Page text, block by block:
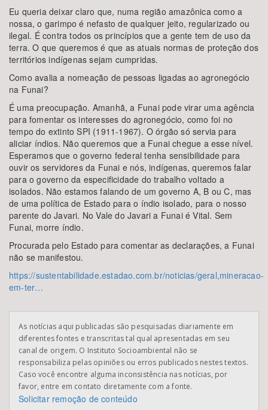
Eu queria deixar claro que, numa região amazônica como a
nossa, o garimpo é nefasto de qualquer jeito, regularizado ou
ilegal. É contra todos os princípios que a gente tem de uso da
terra. O que queremos é que as atuais normas de proteção dos
territórios indígenas sejam cumpridas.
Como avalia a nomeação de pessoas ligadas ao agronegócio
na Funai?
É uma preocupação. Amanhã, a Funai pode virar uma agência
para fomentar os interesses do agronegócio, como foi no
tempo do extinto SPI (1911-1967). O órgão só servia para
aliciar índios. Não queremos que a Funai chegue a esse nível.
Esperamos que o governo federal tenha sensibilidade para
ouvir os servidores da Funai e nós, indígenas, queremos falar
para o governo da especificidade do trabalho voltado a
isolados. Não estamos falando de um governo A, B ou C, mas
de uma política de Estado para o índio isolado, para o nosso
parente do Javari. No Vale do Javari a Funai é Vital. Sem
Funai, morre índio.
Procurada pelo Estado para comentar as declarações, a Funai
não se manifestou.
https://sustentabilidade.estadao.com.br/noticias/geral,mineracao-
em-ter…
As notícias aqui publicadas são pesquisadas diariamente em
diferentes fontes e transcritas tal qual apresentadas em seu
canal de origem. O Instituto Socioambiental não se
responsabiliza pelas opiniões ou erros publicados nestes textos.
Caso você encontre alguma inconsistência nas notícias, por
favor, entre em contato diretamente com a fonte.
Solicitar remoção de conteúdo